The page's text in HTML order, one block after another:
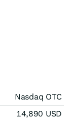
Nasdaq OTC
14,890 USD